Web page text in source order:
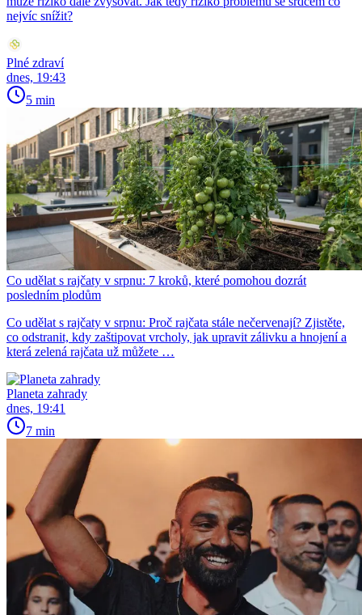
nejvíc snížit?
Plné zdraví
dnes, 19:43
5 min
Co udělat s rajčaty v srpnu: 7 kroků, které pomohou dozrát
posledním plodům
Co udělat s rajčaty v srpnu: Proč rajčata stále nečervenají? Zjistěte,
co odstranit, kdy zaštipovat vrcholy, jak upravit zálivku a hnojení a
která zelená rajčata už můžete …
Planeta zahrady
dnes, 19:41
7 min